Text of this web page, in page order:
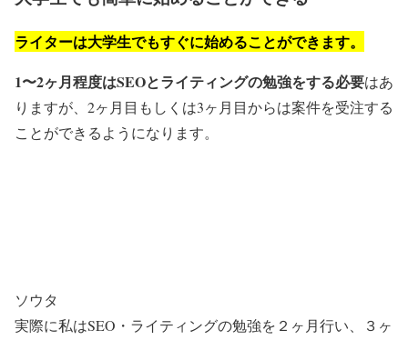
ライターは大学生でもすぐに始めることができます。
1〜2ヶ月程度はSEOとライティングの勉強をする必要はあ
りますが、2ヶ月目もしくは3ヶ月目からは案件を受注する
ことができるようになります。
ソウタ
実際に私はSEO・ライティングの勉強を２ヶ月行い、３ヶ